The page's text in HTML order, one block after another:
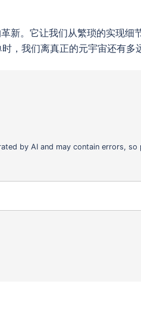
新。它让我们从繁琐的实现细
，我们离真正的元宇宙还有多
by AI and may contain errors, so